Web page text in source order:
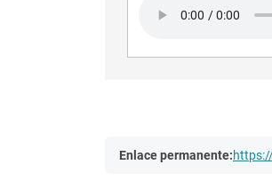
Enlace permanente: